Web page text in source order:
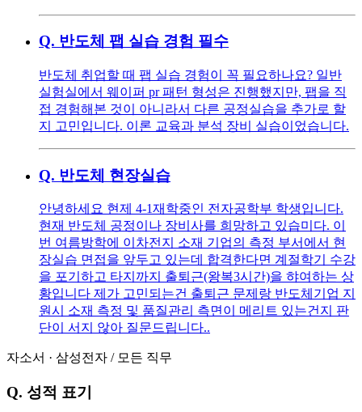
Q. 반도체 팹 실습 경험 필수
반도체 취업할 때 팹 실습 경험이 꼭 필요하나요? 일반
실험실에서 웨이퍼 pr 패턴 형성은 진행했지만, 팹을 직
접 경험해본 것이 아니라서 다른 공정실습을 추가로 할
지 고민입니다. 이론 교육과 분석 장비 실습이었습니다.
Q. 반도체 현장실습
안녕하세요 현제 4-1재학중인 전자공학부 학생입니다.
현재 반도체 공정이나 장비사를 희망하고 있습미다. 이
번 여름방학에 이차전지 소재 기업의 측정 부서에서 현
장실습 면접을 앞두고 있는데 합격한다면 계절학기 수강
을 포기하고 타지까지 출퇴근(왕복3시간)을 햐여하는 상
황입니다 제가 고민되는건 출퇴근 문제랑 반도체기업 지
원시 소재 측정 및 품질관리 측면이 메리트 있는건지 판
단이 서지 않아 질문드립니다..
자소서 · 삼성전자 / 모든 직무
Q. 성적 표기